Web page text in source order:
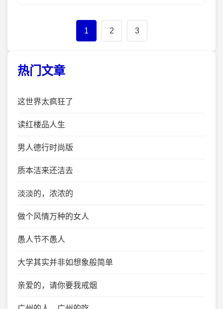
1 2 3
热门文章
这世界太疯狂了
读红楼品人生
男人德行时尚版
质本洁来还洁去
淡淡的，浓浓的
做个风情万种的女人
愚人节不愚人
大学其实并非如想象般简单
亲爱的，请你要我戒烟